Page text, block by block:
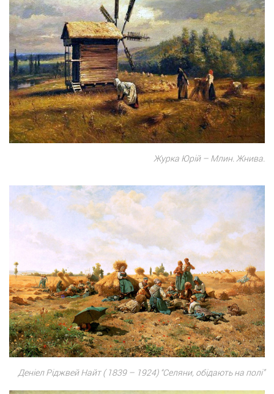
Журка Юрій – Млин. Жнива.
Деніел Ріджвей Найт ( 1839 – 1924) “Селяни, обідають на полі”